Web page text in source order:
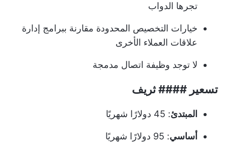
تجرها الدواب
خيارات التخصيص المحدودة مقارنة ببرامج إدارة
علاقات العملاء الأخرى
لا توجد وظيفة اتصال مدمجة
تسعير #### ثريف
المبتدئ: 45 دولارًا شهريًا
أساسي: 95 دولارًا شهريًا